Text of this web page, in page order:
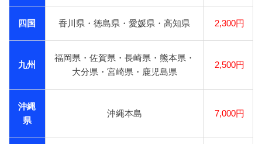
四国 香川県・徳島県・愛媛県・高知県 2,300円
九州
福岡県・佐賀県・長崎県・熊本県・
大分県・宮崎県・鹿児島県
2,500円
沖縄
県
沖縄本島 7,000円